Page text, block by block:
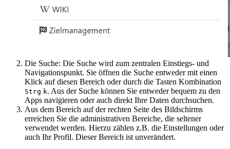
Die Suche: Die Suche wird zum zentralen Einstiegs- und
Navigationspunkt. Sie öffnen die Suche entweder mit einen
Klick auf diesen Bereich oder durch die Tasten Kombination
Strg k. Aus der Suche können Sie entweder bequem zu den
Apps navigieren oder auch direkt Ihre Daten durchsuchen.
Aus dem Bereich auf der rechten Seite des Bildschirms
erreichen Sie die administrativen Bereiche, die seltener
verwendet werden. Hierzu zählen z.B. die Einstellungen oder
auch Ihr Profil. Dieser Bereich ist unverändert.